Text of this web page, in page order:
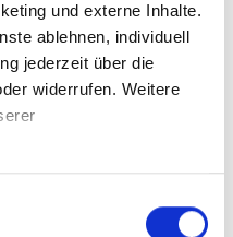
und externe Inhalte.
ablehnen, individuell
jederzeit über die
widerrufen. Weitere